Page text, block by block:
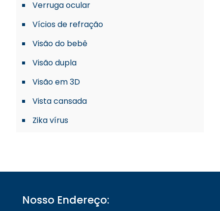
Verruga ocular
Vícios de refração
Visão do bebê
Visão dupla
Visão em 3D
Vista cansada
Zika vírus
Nosso Endereço: